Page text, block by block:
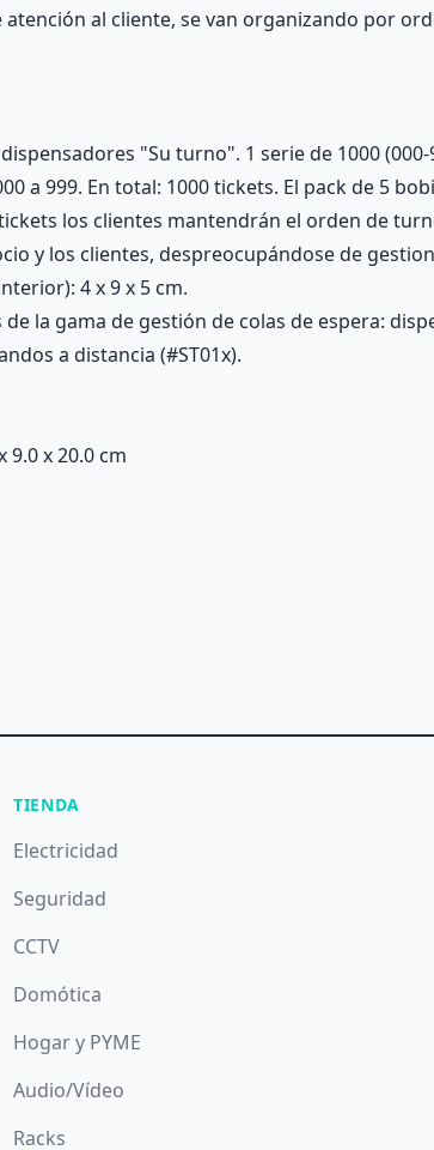
al cliente, se van organizando por
"Su turno". 1 serie de 1000
a 999. En total: 1000 tickets. El pack de 5
los clientes mantendrán el orden de
y los clientes, despreocupándose de
4 x 9 x 5 cm.
la gama de gestión de colas de espera:
a distancia (#ST01x).
x 20.0 cm
TIENDA
Electricidad
Seguridad
CCTV
Domótica
Hogar y PYME
Audio/Vídeo
Racks